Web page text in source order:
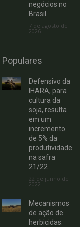
negócios no
Brasil
7 de agosto de
2026
Populares
Defensivo da
IHARA, para
cultura da
soja, resulta
em um
incremento
de 5% da
produtividade
na safra
21/22
22 de junho de
2022
Mecanismos
de ação de
herbicidas: